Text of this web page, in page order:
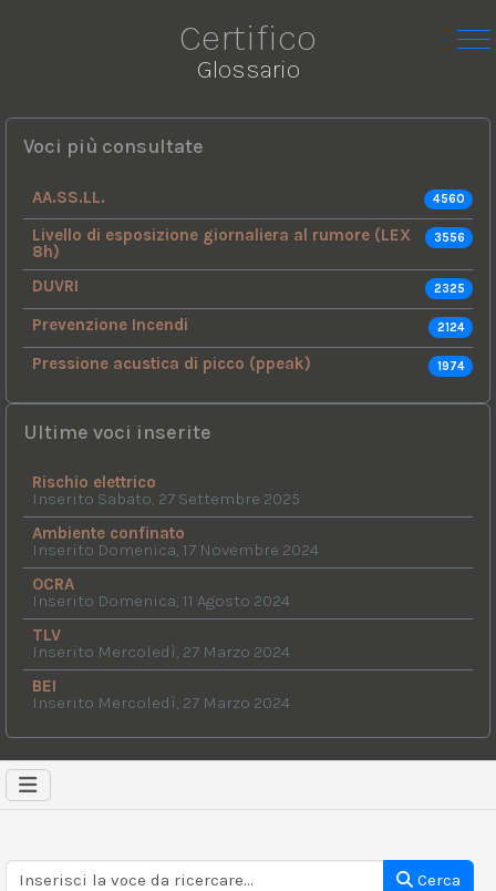
Certifico
Glossario
Voci più consultate
AA.SS.LL. 4560
Livello di esposizione giornaliera al rumore (LEX
8h)
3556
DUVRI 2325
Prevenzione Incendi 2124
Pressione acustica di picco (ppeak) 1974
Ultime voci inserite
Rischio elettrico
Inserito Sabato, 27 Settembre 2025
Ambiente confinato
Inserito Domenica, 17 Novembre 2024
OCRA
Inserito Domenica, 11 Agosto 2024
TLV
Inserito Mercoledì, 27 Marzo 2024
BEI
Inserito Mercoledì, 27 Marzo 2024
Cerca